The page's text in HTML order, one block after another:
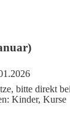
bitte direkt
Kinder, Kurse